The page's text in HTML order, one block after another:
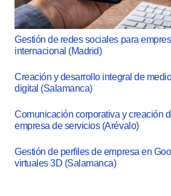
Gestión de redes sociales para
internacional (Madrid)
Creación y desarrollo integral de
digital (Salamanca)
Comunicación corporativa y creación
empresa de servicios (Arévalo)
Gestión de perfiles de empresa en
virtuales 3D (Salamanca)